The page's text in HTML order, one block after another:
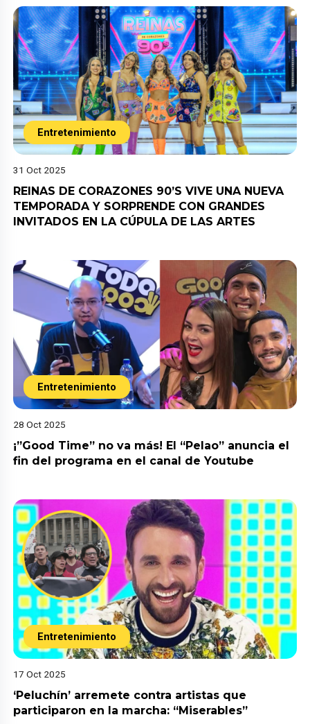
Entretenimiento
31 Oct 2025
REINAS DE CORAZONES 90’S VIVE UNA NUEVA
TEMPORADA Y SORPRENDE CON GRANDES
INVITADOS EN LA CÚPULA DE LAS ARTES
Entretenimiento
28 Oct 2025
¡”Good Time” no va más! El “Pelao” anuncia el
fin del programa en el canal de Youtube
Entretenimiento
17 Oct 2025
‘Peluchín’ arremete contra artistas que
participaron en la marcha: “Miserables”